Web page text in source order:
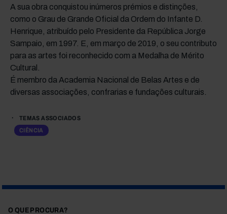
A sua obra conquistou inúmeros prémios e distinções,
como o Grau de Grande Oficial da Ordem do Infante D.
Henrique, atribuído pelo Presidente da República Jorge
Sampaio, em 1997. E, em março de 2019, o seu contributo
para as artes foi reconhecido com a Medalha de Mérito
Cultural.
É membro da Academia Nacional de Belas Artes e de
diversas associações, confrarias e fundações culturais.
TEMAS ASSOCIADOS
CIÊNCIA
O QUE PROCURA?